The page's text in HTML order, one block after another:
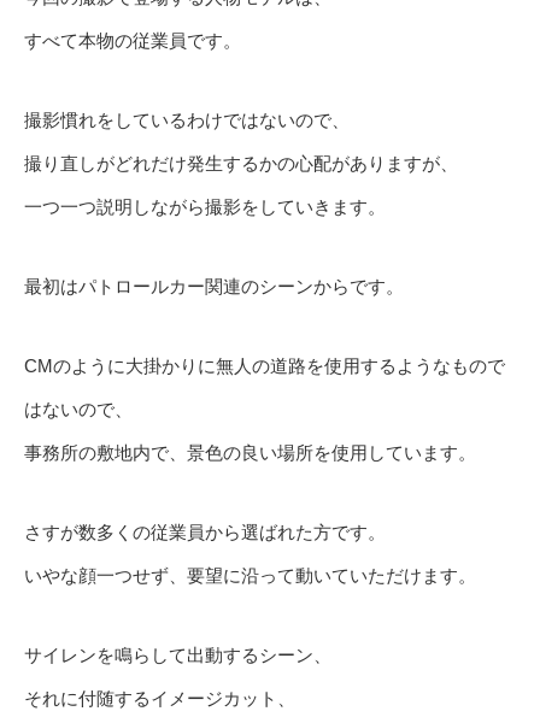
すべて本物の従業員です。
撮影慣れをしているわけではないので、
撮り直しがどれだけ発生するかの心配がありますが、
一つ一つ説明しながら撮影をしていきます。
最初はパトロールカー関連のシーンからです。
CMのように大掛かりに無人の道路を使用するようなもので
はないので、
事務所の敷地内で、景色の良い場所を使用しています。
さすが数多くの従業員から選ばれた方です。
いやな顔一つせず、要望に沿って動いていただけます。
サイレンを鳴らして出動するシーン、
それに付随するイメージカット、